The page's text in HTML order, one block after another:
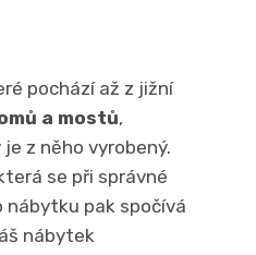
pochází až z jižní
a mostů,
z něho vyrobený.
se při správné
nábytku pak spočívá
nábytek